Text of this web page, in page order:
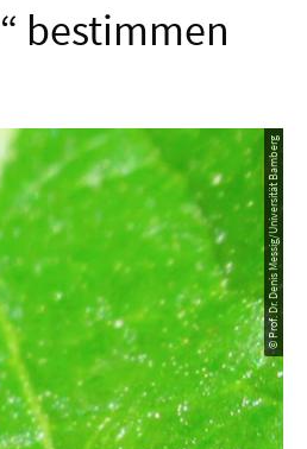
bestimmen
© Prof. Dr. Denis Messig/Universität Bamberg